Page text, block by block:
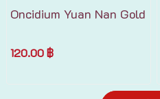
Oncidium Yuan Nan Gold
120.00 ฿